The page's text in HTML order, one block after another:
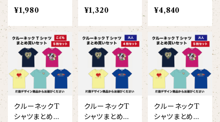
【hibiscus】
【I love】
【onepoint】
【resort】
【motif】
ポロシャツ
【emblem_basic】
【emblem_chara】
【crest】
シャツ
ボタンダウン半袖シャツ
パーカー
プルオーバーパーカー
トレーナー
ジュートバッグ
サコッシュ
ポシェット
バックパック・リュック
スマトラトラ
ホッキョクグマ
ジョー
ハンナ
ムートン
ローズマリー
ペパーミント
パーカッション
ドール
ナマケモノ
リトルシスタードール
ズーラシアンフィルハーモニー管弦楽団
ジャイアントパンダ
はたらくトリ
セクション
ット)】クルーネッ
クTシャツ（半
袖）(大人)
¥1,980
ット)】クルーネッ
クTシャツ（半
袖）(こども)
¥1,320
いセット（こども
4枚/片面プリン
ト）
¥4,840
クルーネックT
シャツまとめ買
クルーネックT
シャツまとめ買
クルーネックT
シャツまとめ買